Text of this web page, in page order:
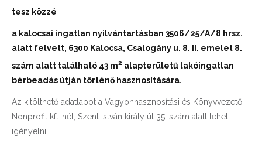
tesz közzé
a kalocsai ingatlan nyilvántartásban 3506/25/A/8 hrsz.
alatt felvett, 6300 Kalocsa, Csalogány u. 8. II. emelet 8.
szám alatt található 43 m2 alapterületű lakóingatlan
bérbeadás útján történő hasznosítására.
Az kitölthető adatlapot a Vagyonhasznosítási és Könyvvezető
Nonprofit kft-nél, Szent István király út 35. szám alatt lehet
igényelni.